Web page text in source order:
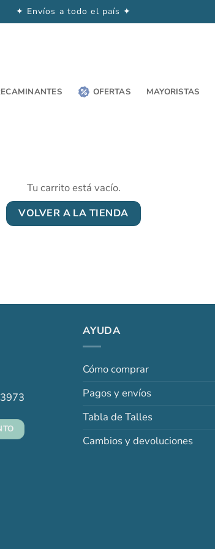
✦ Envíos a todo el país ✦
OFERTAS MAYORISTAS
Tu carrito está vacío.
VOLVER A LA TIENDA
AYUDA
Cómo comprar
Pagos y envíos
Tabla de Talles
Cambios y devoluciones